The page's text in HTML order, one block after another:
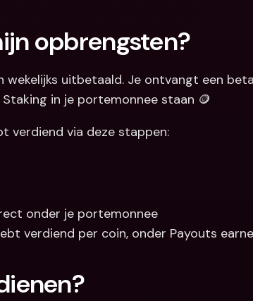
opbrengsten?
uitbetaald. Je ontvangt een
in je portemonnee staan 🪙
verdiend via deze stappen:
onder je portemonnee
verdiend per coin, onder Payouts